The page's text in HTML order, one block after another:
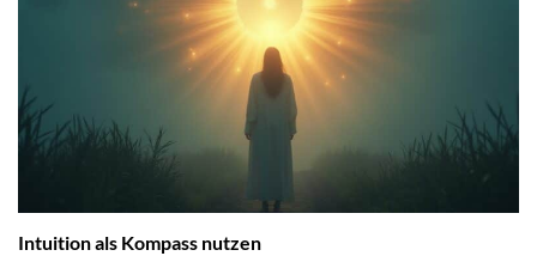
Intuition als Kompass nutzen